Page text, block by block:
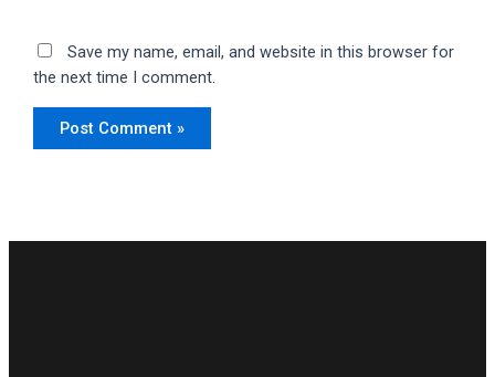
Save my name, email, and website in this browser for
the next time I comment.